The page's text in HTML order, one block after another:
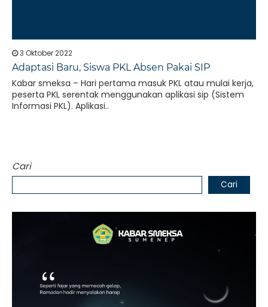
3 Oktober 2022
Adaptasi Baru, Siswa PKL Absen Pakai SIP
Kabar smeksa – Hari pertama masuk PKL atau mulai kerja,
peserta PKL serentak menggunakan aplikasi sip (Sistem
Informasi PKL). Aplikasi..
Cari
Cari